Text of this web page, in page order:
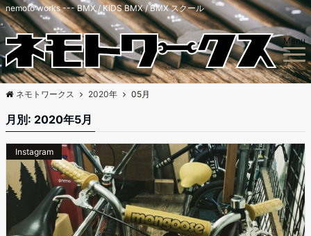
nemoto works --- BMX / KIDS BMX / BMX スクール
Menu
ネモトワークス 2020年 05月
月別: 2020年5月
Instagram